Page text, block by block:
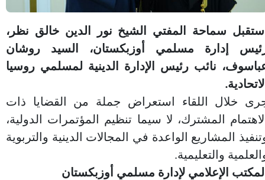
سماحة المفتي الشيخ نور الدين خالق نظر،
إدارة مسلمي أوزبكستان، السيد روشان
نائب رئيس الإدارة الدينية لمسلمي روسيا
خلال اللقاء استعراض جملة من القضايا ذات
المشترك، لا سيما تنظيم المؤتمرات الدولية،
المشاريع الواعدة في المجالات الدينية والتربوية
والتعليمية.
الإعلامي لإدارة مسلمي أوزبكستان